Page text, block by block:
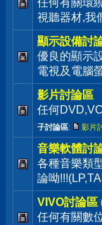
任何有關環
視聽器材,我
顯示設備討
優良的顯示
電視及電腦
影片討論區
任何
子討論區: 影片
音樂軟體討
各種音樂類
論呦
VIVO討論區
任何有關數